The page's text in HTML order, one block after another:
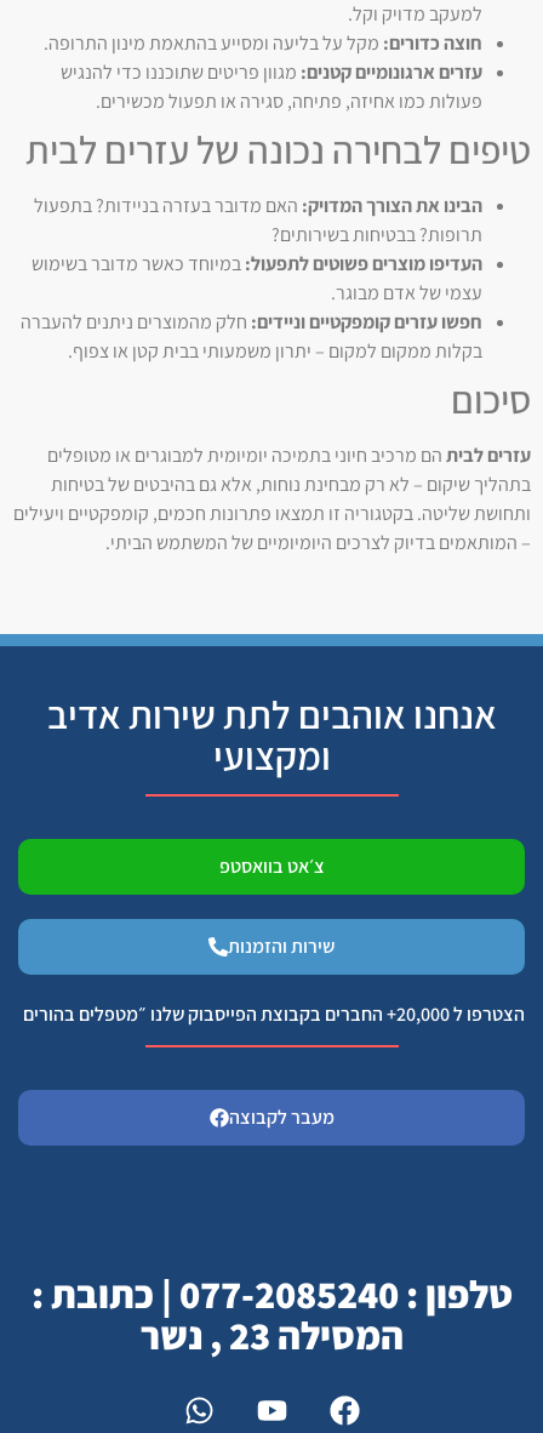
למעקב מדויק וקל.
חוצה כדורים: מקל על בליעה ומסייע בהתאמת מינון התרופה.
עזרים ארגונומיים קטנים: מגוון פריטים שתוכננו כדי להנגיש
פעולות כמו אחיזה, פתיחה, סגירה או תפעול מכשירים.
טיפים לבחירה נכונה של עזרים לבית
הבינו את הצורך המדויק: האם מדובר בעזרה בניידות? בתפעול
תרופות? בבטיחות בשירותים?
העדיפו מוצרים פשוטים לתפעול:במיוחד כאשר מדובר בשימוש
עצמי של אדם מבוגר.
חפשו עזרים קומפקטיים וניידים: חלק מהמוצרים ניתנים להעברה
בקלות ממקום למקום – יתרון משמעותי בבית קטן או צפוף.
סיכום
עזרים לביתהם מרכיב חיוני בתמיכה יומיומית למבוגרים או מטופלים
בתהליך שיקום – לא רק מבחינת נוחות, אלא גם בהיבטים של בטיחות
ותחושת שליטה. בקטגוריה זו תמצאו פתרונות חכמים, קומפקטיים ויעילים
– המותאמים בדיוק לצרכים היומיומיים של המשתמש הביתי.
אנחנו אוהבים לתת שירות אדיב
ומקצועי
צ׳אט בוואסטפ
שירות והזמנות
הצטרפו ל 20,000+ החברים בקבוצת הפייסבוק שלנו ״מטפלים בהורים
מעבר לקבוצה
טלפון : 077-2085240 | כתובת :
המסילה 23 , נשר